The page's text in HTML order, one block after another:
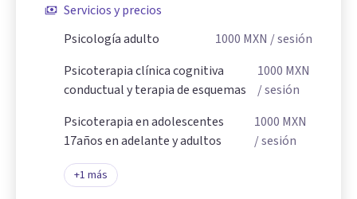
Servicios y precios
Psicología adulto
1000 MXN / sesión
Psicoterapia clínica cognitiva
conductual y terapia de esquemas
1000 MXN
/ sesión
Psicoterapia en adolescentes
17años en adelante y adultos
1000 MXN
/ sesión
+1 más